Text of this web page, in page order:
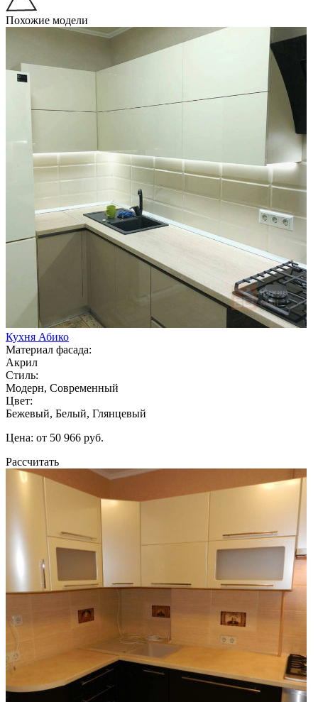
Похожие модели
Кухня Абико
Материал фасада:
Акрил
Стиль:
Модерн, Современный
Цвет:
Бежевый, Белый, Глянцевый
Цена: от 50 966 руб.
Рассчитать